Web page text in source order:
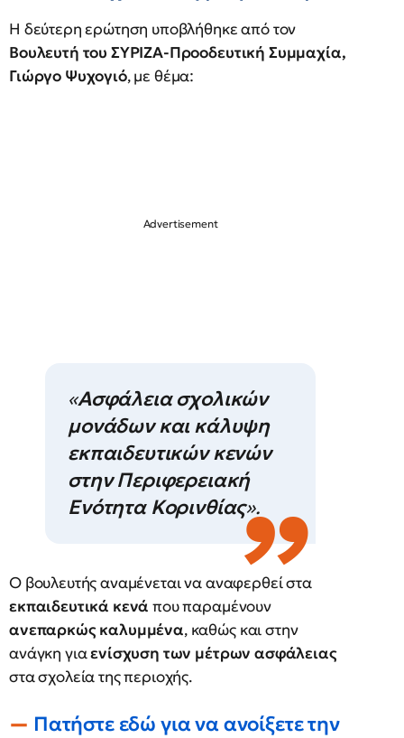
Η δεύτερη ερώτηση υποβλήθηκε από τον
Βουλευτή του ΣΥΡΙΖΑ-Προοδευτική Συμμαχία,
Γιώργο Ψυχογιό, με θέμα:
«Ασφάλεια σχολικών
μονάδων και κάλυψη
εκπαιδευτικών κενών
στην Περιφερειακή
Ενότητα Κορινθίας».
Ο βουλευτής αναμένεται να αναφερθεί στα
εκπαιδευτικά κενά που παραμένουν
ανεπαρκώς καλυμμένα, καθώς και στην
ανάγκη γιαενίσχυση των μέτρων ασφάλειας
στα σχολεία της περιοχής.
Πατήστε εδώ για να ανοίξετε την